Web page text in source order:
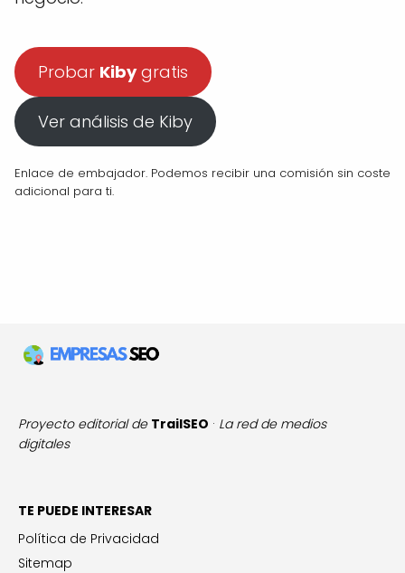
Probar Kibygratis
Ver análisis de Kiby
Enlace de embajador. Podemos recibir una comisión sin coste
adicional para ti.
Proyecto editorial de TrailSEO · La red de medios
digitales
TE PUEDE INTERESAR
Política de Privacidad
Sitemap